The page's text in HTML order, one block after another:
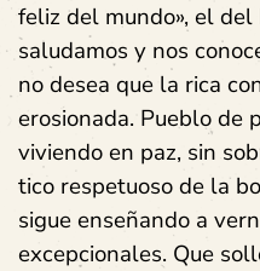
feliz del mundo», el
saludamos y nos
no desea que la rica
erosionada. Pueblo de
viviendo en paz, sin
tico respetuoso de la
sigue enseñando a
excepcionales. Que